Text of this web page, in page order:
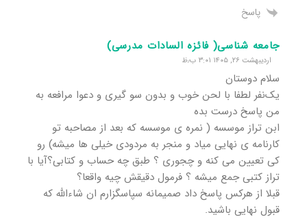
پاسخ
جامعه شناسی( فائزه السادات مدرسی)
اردیبهشت ۲۶, ۱۴۰۵ ۳:۰۱ ب٫ظ
سلام دوستان
یک‌نفر لطفا با لحن خوب و بدون سو گیری و دعوا مرافعه به
من پاسخ درست بده
ابن تراز موسسه ( نمره ی موسسه که بعد از مصاحبه تو
کارنامه ی نهایی میاد و منجر به مردودی خیلی ها میشه) رو
کی تعیین می کنه و چجوری ؟ طبق چه حساب و کتابی؟آیا با
تراز کتبی جمع میشه ؟ فرمول دقیقش چیه واقعا؟
قبلا از هرکس پاسخ داد صمیمانه سپاسگزارم ان شاءالله که
قبول نهایی باشید.